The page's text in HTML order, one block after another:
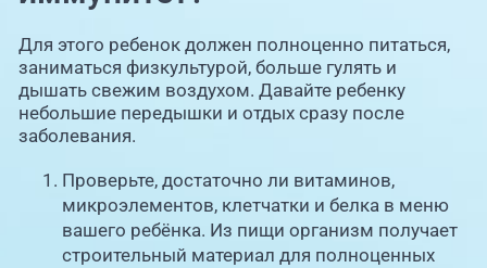
Для этого ребенок должен полноценно питаться,
заниматься физкультурой, больше гулять и
дышать свежим воздухом. Давайте ребенку
небольшие передышки и отдых сразу после
заболевания.
Проверьте, достаточно ли витаминов,
микроэлементов, клетчатки и белка в меню
вашего ребёнка. Из пищи организм получает
строительный материал для полноценных